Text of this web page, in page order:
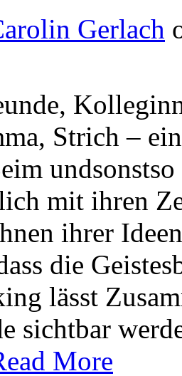
Gerlach
Strich –
undsonstso
mit ihren
ihrer
die
lässt
sichtbar
More